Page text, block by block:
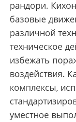
рандори.
базовые
различной
техническое
избежать
воздействия.
комплексы,
уместное